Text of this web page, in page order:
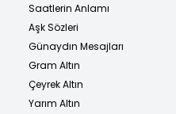
Saatlerin Anlamı
Aşk Sözleri
Günaydın Mesajları
Gram Altın
Çeyrek Altın
Yarım Altın